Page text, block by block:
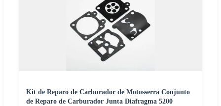
Kit de Reparo de Carburador de Motosserra Conjunto
de Reparo de Carburador Junta Diafragma 5200